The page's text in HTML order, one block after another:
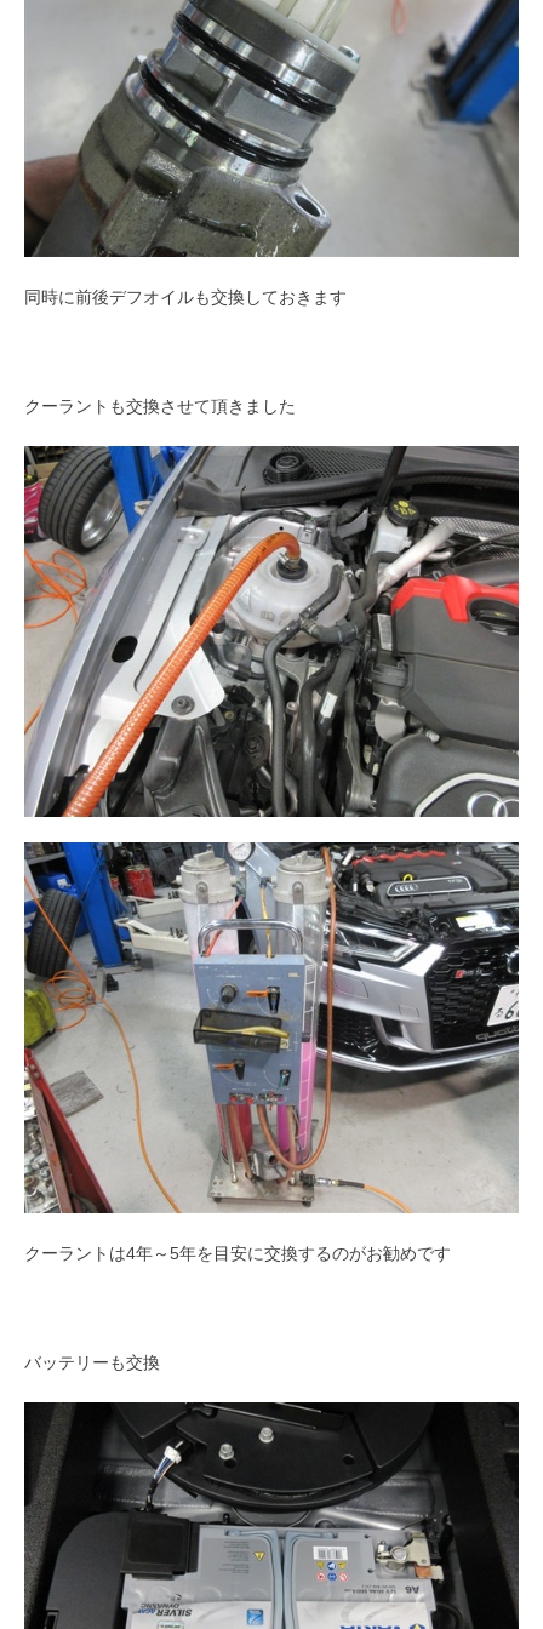
同時に前後デフオイルも交換しておきます
クーラントも交換させて頂きました
クーラントは4年～5年を目安に交換するのがお勧めです
バッテリーも交換